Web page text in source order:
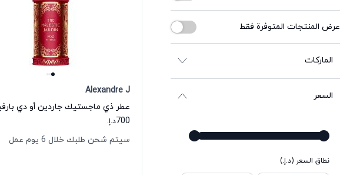
عرض المنتجات المتوفرة فقط
الماركات
السعر
نطاق السعر (د.إ.)
Alexandre J
700د.إ.
سيتم شحن طلبك خلال 6 يوم عمل